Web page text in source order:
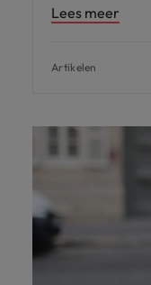
Lees meer
Artikelen